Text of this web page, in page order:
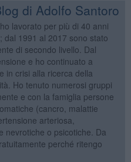
di Adolfo Santoro
lavorato per più di 40 anni
dal 1991 al 2017 sono stato
di secondo livello. Dal
e ho continuato a
in crisi alla ricerca della
Ho tenuto numerosi gruppi
e con la famiglia persone
(cancro, malattie
arteriosa,
nevrotiche o psicotiche. Da
perché ritengo